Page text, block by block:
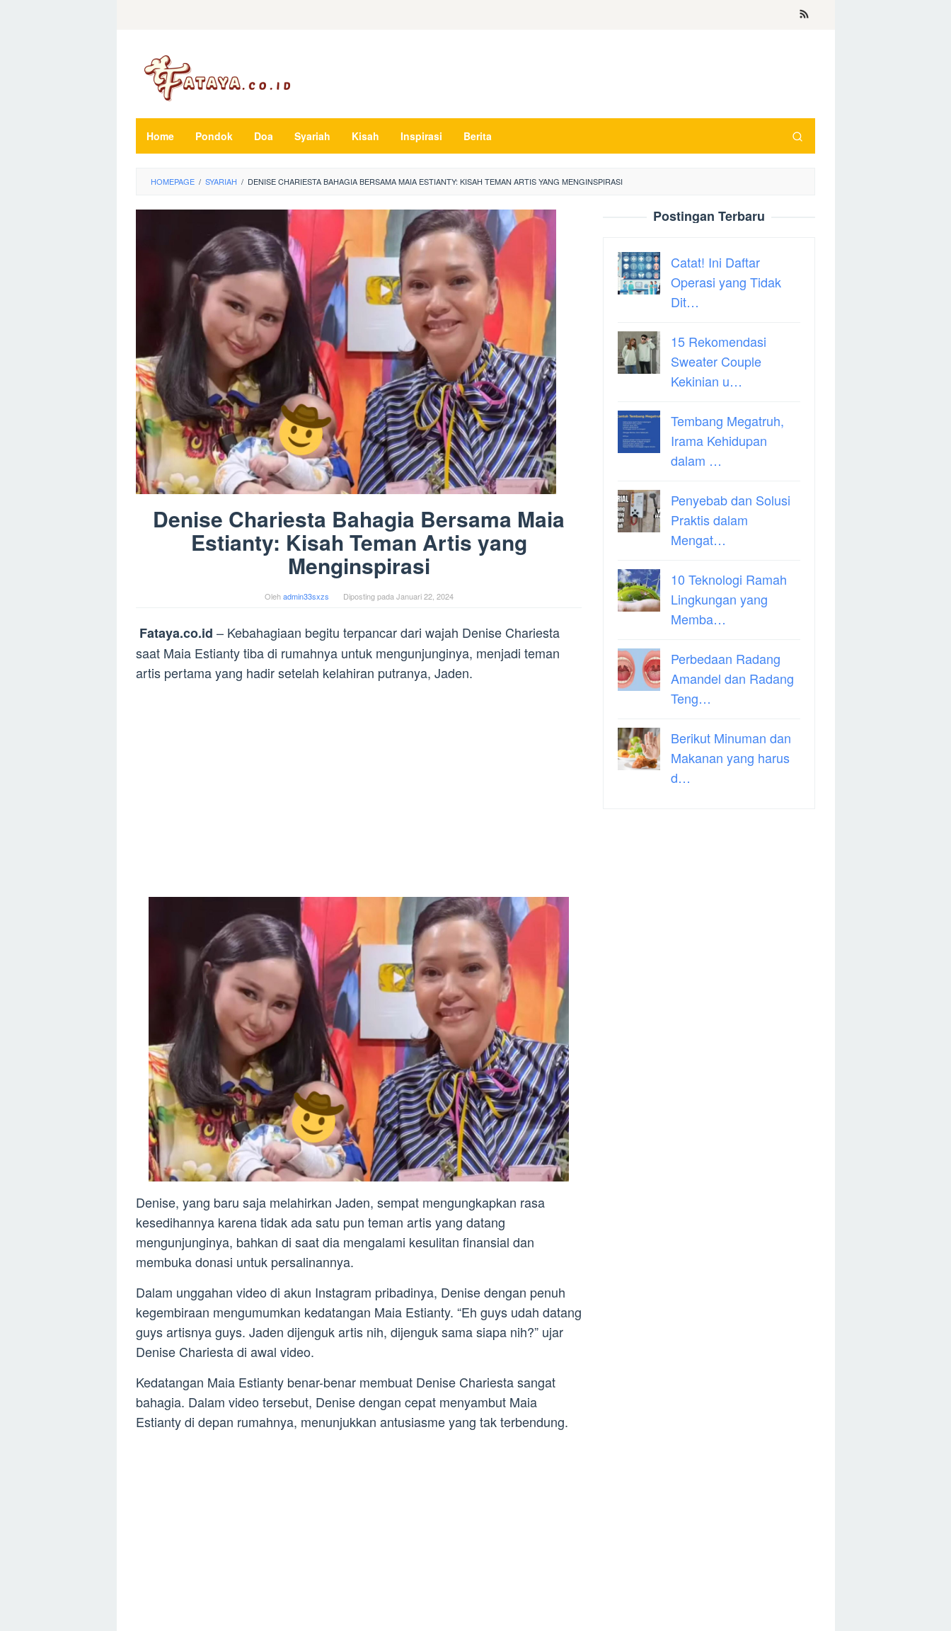
Home Pondok Doa Syariah Kisah Inspirasi Berita
HOMEPAGE / SYARIAH / DENISE CHARIESTA BAHAGIA BERSAMA MAIA ESTIANTY: KISAH TEMAN ARTIS YANG MENGINSPIRASI
Denise Chariesta Bahagia Bersama Maia
Estianty: Kisah Teman Artis yang
Menginspirasi
Olehadmin33sxzs Diposting pada Januari 22, 2024
Fataya.co.id – Kebahagiaan begitu terpancar dari wajah Denise Chariesta
saat Maia Estianty tiba di rumahnya untuk mengunjunginya, menjadi teman
artis pertama yang hadir setelah kelahiran putranya, Jaden.
Denise, yang baru saja melahirkan Jaden, sempat mengungkapkan rasa
kesedihannya karena tidak ada satu pun teman artis yang datang
mengunjunginya, bahkan di saat dia mengalami kesulitan finansial dan
membuka donasi untuk persalinannya.
Dalam unggahan video di akun Instagram pribadinya, Denise dengan penuh
kegembiraan mengumumkan kedatangan Maia Estianty. “Eh guys udah datang
guys artisnya guys. Jaden dijenguk artis nih, dijenguk sama siapa nih?” ujar
Denise Chariesta di awal video.
Kedatangan Maia Estianty benar-benar membuat Denise Chariesta sangat
bahagia. Dalam video tersebut, Denise dengan cepat menyambut Maia
Estianty di depan rumahnya, menunjukkan antusiasme yang tak terbendung.
Postingan Terbaru
Catat! Ini Daftar
Operasi yang Tidak
Dit…
15 Rekomendasi
Sweater Couple
Kekinian u…
Tembang Megatruh,
Irama Kehidupan
dalam …
Penyebab dan Solusi
Praktis dalam
Mengat…
10 Teknologi Ramah
Lingkungan yang
Memba…
Perbedaan Radang
Amandel dan Radang
Teng…
Berikut Minuman dan
Makanan yang harus
d…